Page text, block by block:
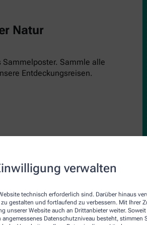
verwalten
technisch erforderlich sind. Darüber hinaus
gestalten und fortlaufend zu verbessern. Mit Ihrer
unserer Website auch an Drittanbieter weiter. Soweit
Datenschutzniveau besteht, stimmen
Natur
Sammelposter. Sammle alle
Entdeckungsreisen.
runterladen, ausdrucken und
Jede Ausgabe bringt einen neuen